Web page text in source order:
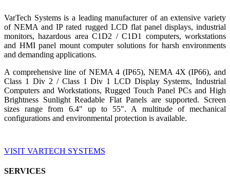
VarTech Systems is a leading manufacturer of an extensive variety
of NEMA and IP rated rugged LCD flat panel displays, industrial
monitors, hazardous area C1D2 / C1D1 computers, workstations
and HMI panel mount computer solutions for harsh environments
and demanding applications.
A comprehensive line of NEMA 4 (IP65), NEMA 4X (IP66), and
Class 1 Div 2 / Class 1 Div 1 LCD Display Systems, Industrial
Computers and Workstations, Rugged Touch Panel PCs and High
Brightness Sunlight Readable Flat Panels are supported. Screen
sizes range from 6.4" up to 55". A multitude of mechanical
configurations and environmental protection is available.
VISIT VARTECH SYSTEMS
SERVICES